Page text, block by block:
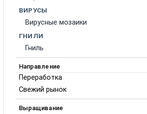
ВИРУСЫ
Вирусные мозаики
ГНИЛИ
Гниль
Направление
Переработка
Свежий рынок
Выращивание